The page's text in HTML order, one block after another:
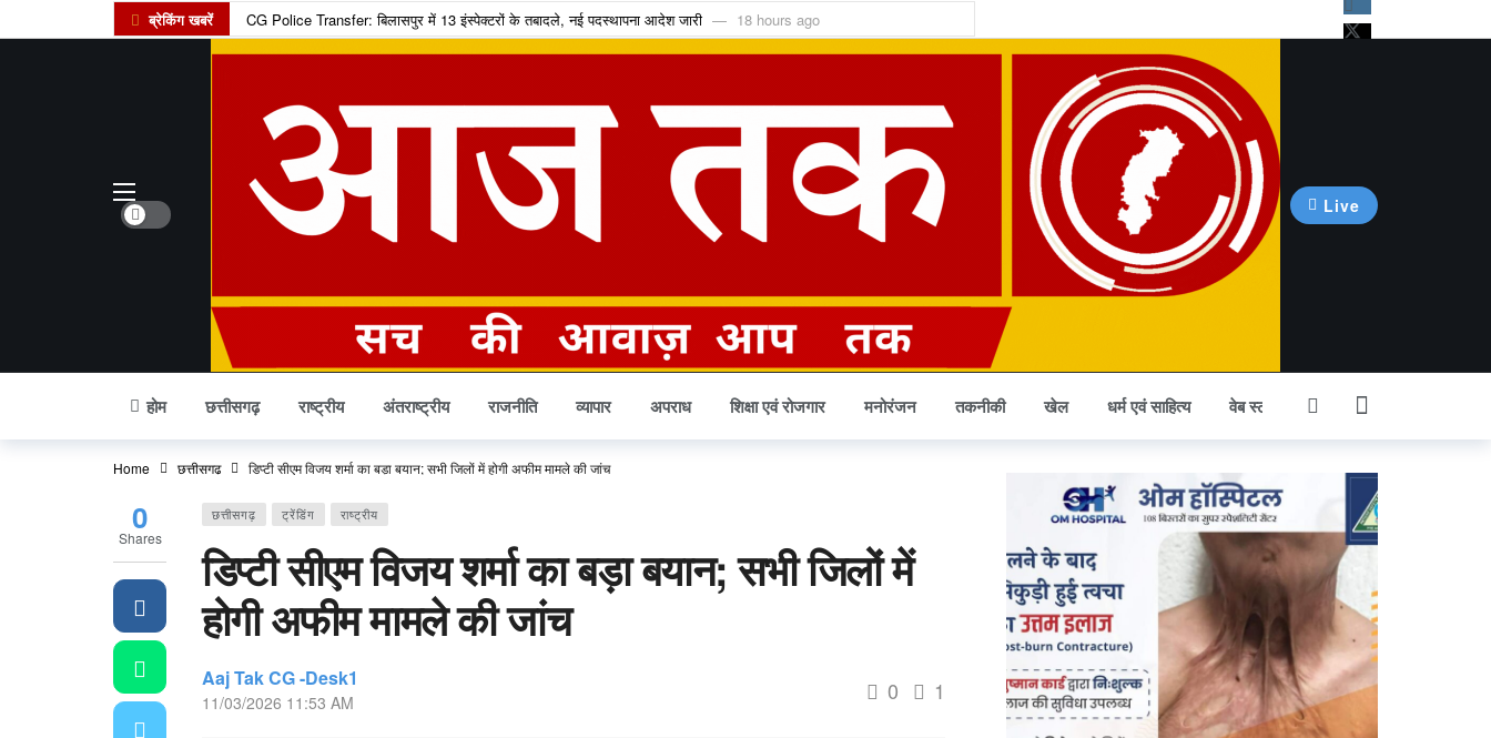
ब्रेकिंग खबरें CG Police Transfer: बिलासपुर में 13 इंस्पेक्टरों के तबादले, नई पदस्थापना आदेश जारी
18 hours ago
साय कैबिनेट की अहम बैठक में कई बड़े फैसलों पर मुहर, छत्तीसगढ़ AI मिशन को मंजूरी
19 hours ago
CG SI Result 2024 Out: प्रीलिम्स परीक्षा के नतीजे घोषित, मेन्स को लेकर आई बड़ी जानकारी
19 hours ago
शराब घोटाला मामले में अनवर ढेबर को सुप्रीम कोर्ट से अंतरिम जमानत
19 hours ago
अयोध्या राम मंदिर भक्तों के लिए खुशखबरी, अब तत्काल मिलेगा आरती पास
21 hours ago
45 करोड़ रुपये दिलाने का झांसा देकर 1.13 करोड़ की ठगी, रायपुर पुलिस ने नागपुर से दो महिला आरोपियों को पकड़ा
22 hours ago
Google Pay, PhonePe, Paytm यूजर्स अलर्ट!क्या अब हर UPI भुगतान पर लगेगा चार्ज?
1 day ago
12 अगस्त 2026 को लगेगा साल का आखिरी सूर्य ग्रहण, भारत में क्यों नहीं दिखाई देगा यह खगोलीय घटना?
2 days ago
Dark mode Live
होम छत्तीसगढ़ राष्ट्रीय अंतराष्ट्रीय राजनीति व्यापार अपराध शिक्षा एवं रोजगार मनोरंजन तकनीकी खेल धर्म एवं साहित्य वेब स्टोरी अन्य खबर
Home छत्तीसगढ़ डिप्टी सीएम विजय शर्मा का बड़ा बयान; सभी जिलों में होगी अफीम मामले की जांच
छत्तीसगढ़ ट्रेंडिंग राष्ट्रीय
डिप्टी सीएम विजय शर्मा का बड़ा बयान; सभी जिलों में
होगी अफीम मामले की जांच
Aaj Tak CG -Desk1
11/03/2026 11:53 AM 0 1
0
Shares